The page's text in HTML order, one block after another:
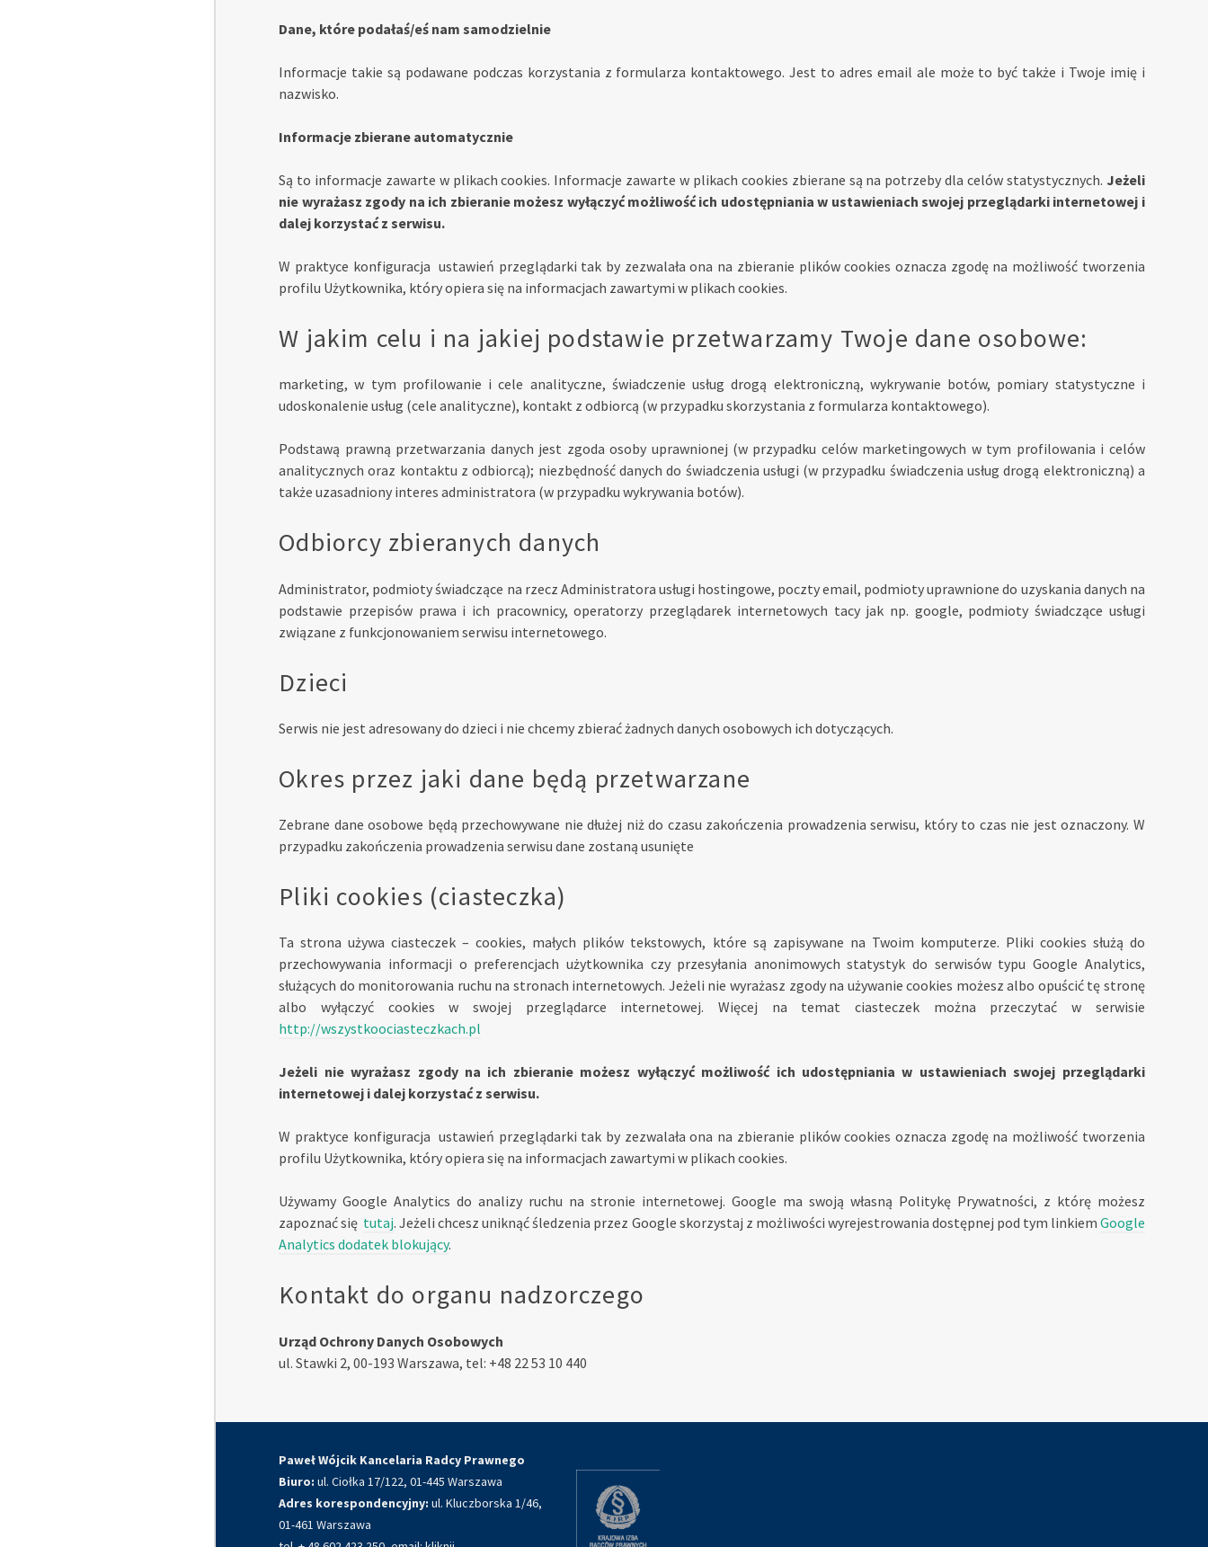
Dane, które podałaś/eś nam samodzielnie
Informacje takie są podawane podczas korzystania z formularza kontaktowego. Jest to adres email ale może to być także i Twoje imię i
nazwisko.
Informacje zbierane automatycznie
Są to informacje zawarte w plikach cookies. Informacje zawarte w plikach cookies zbierane są na potrzeby dla celów statystycznych. Jeżeli
nie wyrażasz zgody na ich zbieranie możesz wyłączyć możliwość ich udostępniania w ustawieniach swojej przeglądarki internetowej i
dalej korzystać z serwisu.
W praktyce konfiguracja ustawień przeglądarki tak by zezwalała ona na zbieranie plików cookies oznacza zgodę na możliwość tworzenia
profilu Użytkownika, który opiera się na informacjach zawartymi w plikach cookies.
W jakim celu i na jakiej podstawie przetwarzamy Twoje dane osobowe:
marketing, w tym profilowanie i cele analityczne, świadczenie usług drogą elektroniczną, wykrywanie botów, pomiary statystyczne i
udoskonalenie usług (cele analityczne), kontakt z odbiorcą (w przypadku skorzystania z formularza kontaktowego).
Podstawą prawną przetwarzania danych jest zgoda osoby uprawnionej (w przypadku celów marketingowych w tym profilowania i celów
analitycznych oraz kontaktu z odbiorcą); niezbędność danych do świadczenia usługi (w przypadku świadczenia usług drogą elektroniczną) a
także uzasadniony interes administratora (w przypadku wykrywania botów).
Odbiorcy zbieranych danych
Administrator, podmioty świadczące na rzecz Administratora usługi hostingowe, poczty email, podmioty uprawnione do uzyskania danych na
podstawie przepisów prawa i ich pracownicy, operatorzy przeglądarek internetowych tacy jak np. google, podmioty świadczące usługi
związane z funkcjonowaniem serwisu internetowego.
Dzieci
Serwis nie jest adresowany do dzieci i nie chcemy zbierać żadnych danych osobowych ich dotyczących.
Okres przez jaki dane będą przetwarzane
Zebrane dane osobowe będą przechowywane nie dłużej niż do czasu zakończenia prowadzenia serwisu, który to czas nie jest oznaczony. W
przypadku zakończenia prowadzenia serwisu dane zostaną usunięte
Pliki cookies (ciasteczka)
Ta strona używa ciasteczek – cookies, małych plików tekstowych, które są zapisywane na Twoim komputerze. Pliki cookies służą do
przechowywania informacji o preferencjach użytkownika czy przesyłania anonimowych statystyk do serwisów typu Google Analytics,
służących do monitorowania ruchu na stronach internetowych. Jeżeli nie wyrażasz zgody na używanie cookies możesz albo opuścić tę stronę
albo wyłączyć cookies w swojej przeglądarce internetowej. Więcej na temat ciasteczek można przeczytać w serwisie
http://wszystkoociasteczkach.pl
Jeżeli nie wyrażasz zgody na ich zbieranie możesz wyłączyć możliwość ich udostępniania w ustawieniach swojej przeglądarki
internetowej i dalej korzystać z serwisu.
W praktyce konfiguracja ustawień przeglądarki tak by zezwalała ona na zbieranie plików cookies oznacza zgodę na możliwość tworzenia
profilu Użytkownika, który opiera się na informacjach zawartymi w plikach cookies.
Używamy Google Analytics do analizy ruchu na stronie internetowej. Google ma swoją własną Politykę Prywatności, z którę możesz
zapoznać się tutaj. Jeżeli chcesz uniknąć śledzenia przez Google skorzystaj z możliwości wyrejestrowania dostępnej pod tym linkiem Google
Analytics dodatek blokujący.
Kontakt do organu nadzorczego
Urząd Ochrony Danych Osobowych
ul. Stawki 2, 00-193 Warszawa, tel: +48 22 53 10 440
Paweł Wójcik Kancelaria Radcy Prawnego
Biuro: ul. Ciołka 17/122, 01-445 Warszawa
Adres korespondencyjny: ul. Kluczborska 1/46,
01-461 Warszawa